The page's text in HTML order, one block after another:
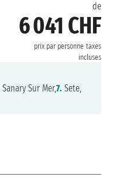
de
6 041 CHF
prix par personne taxes
incluses
Sanary Sur Mer,7. Sete,